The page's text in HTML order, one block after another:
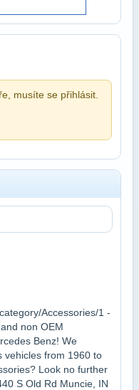
musíte se přihlásit.
Accessories/1 -
non OEM
Benz! We
vehicles from 1960 to
Look no further
S Old Rd Muncie, IN